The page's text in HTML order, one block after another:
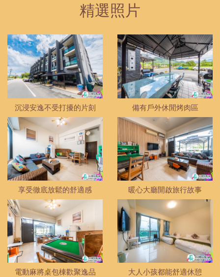
精選照片
沉浸安逸不受打擾的片刻 備有戶外休閒烤肉區
享受徹底放鬆的舒適感 暖心大廳開啟旅行故事
電動麻將桌包棟歡聚逸品 大人小孩都能舒適休憩